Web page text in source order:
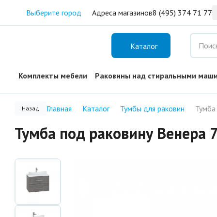
Выберите город Адреса магазинов8 (495) 374 71 77
Каталог
Комплекты мебели Раковины над стиральными
Назад Главная Каталог Тумбы для раковин
Тумба под раковину Венера